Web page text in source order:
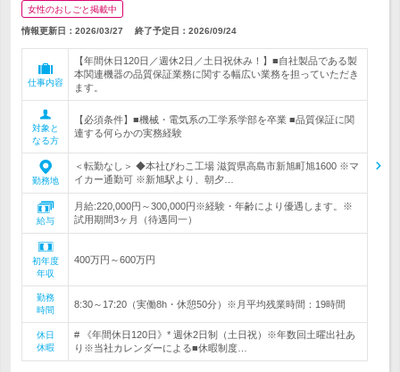
女性のおしごと掲載中
情報更新日：2026/03/27 終了予定日： 2026/09/24
仕事内容
【年間休日120日／週休2日／土日祝休み！】■自社製品である製
本関連機器の品質保証業務に関する幅広い業務を担っていただき
ます。
対象と
なる方
【必須条件】■機械・電気系の工学系学部を卒業 ■品質保証に関
連する何らかの実務経験
勤務地
＜転勤なし＞ ◆本社びわこ工場 滋賀県高島市新旭町旭1600 ※マ
イカー通勤可 ※新旭駅より、朝夕…
給与
月給:220,000円～300,000円※経験・年齢により優遇します。※
試用期間3ヶ月（待遇同一）
初年度
年収
400万円～600万円
勤務
時間
8:30～17:20（実働8h・休憩50分）※月平均残業時間：19時間
休日
休暇
# 《年間休日120日》* 週休2日制（土日祝）※年数回土曜出社あ
り※当社カレンダーによる■休暇制度…